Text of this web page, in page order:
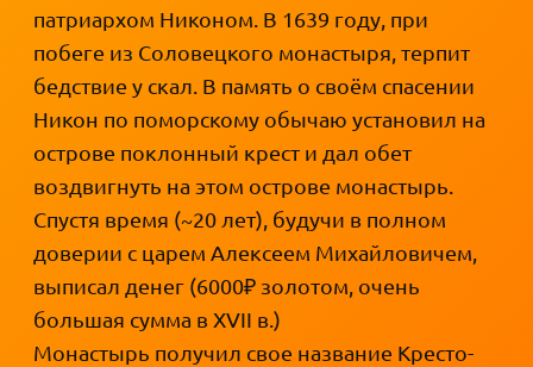
патриархом Никоном. В 1639 году, при
побеге из Соловецкого монастыря, терпит
бедствие у скал. В память о своём спасении
Никон по поморскому обычаю установил на
острове поклонный крест и дал обет
воздвигнуть на этом острове монастырь.
Спустя время (~20 лет), будучи в полном
доверии с царем Алексеем Михайловичем,
выписал денег (6000₽ золотом, очень
большая сумма в XVII в.)
Монастырь получил свое название Кресто-